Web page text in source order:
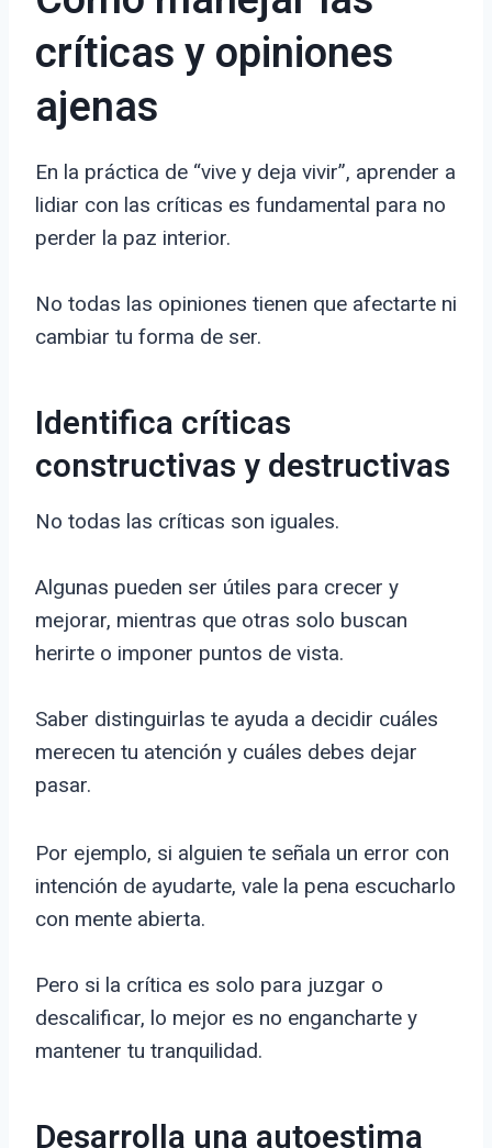
críticas y opiniones
ajenas
En la práctica de “vive y deja vivir”, aprender a
lidiar con las críticas es fundamental para no
perder la paz interior.
No todas las opiniones tienen que afectarte ni
cambiar tu forma de ser.
Identifica críticas
constructivas y destructivas
No todas las críticas son iguales.
Algunas pueden ser útiles para crecer y
mejorar, mientras que otras solo buscan
herirte o imponer puntos de vista.
Saber distinguirlas te ayuda a decidir cuáles
merecen tu atención y cuáles debes dejar
pasar.
Por ejemplo, si alguien te señala un error con
intención de ayudarte, vale la pena escucharlo
con mente abierta.
Pero si la crítica es solo para juzgar o
descalificar, lo mejor es no engancharte y
mantener tu tranquilidad.
Desarrolla una autoestima